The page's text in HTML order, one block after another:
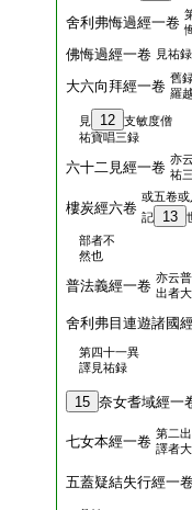
舍利弗悔過經一卷
佛悔過經一卷 見祐録
大六向拜經一卷 舊
羅
見 12
支敏度僧
祐寶唱三録
六十二見經一卷 亦
祐
樓炭經六卷
或五卷
記
13
部者不
然也
普法義經一卷 亦云
出者
舍利弗目連遊諸國
第四十一異
譯見祐録
15 奈女耆域經一
七女本經一卷 第二
譯者
五蓋疑結失行經一